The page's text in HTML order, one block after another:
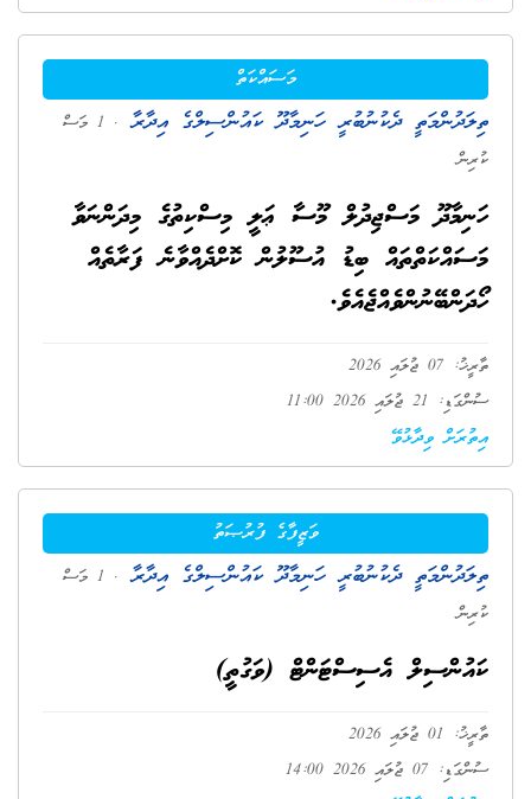
މަސައްކަތް
ތިލަދުންމަތީ ދެކުނުބުރީ ހަނިމާދޫ ކައުންސިލްގެ އިދާރާ
. 1 މަސް
ކުރިން
ހަނިމާދޫ މަސްޖިދުލް މޫސާ ޢަލީ މިސްކިތުގެ މިދަންނަވާ
މަސައްކަތްތައް ބިޑު އުސޫލުން ކޮށްދެއްވާނެ ފަރާތެއް
ހޯދަންބޭނުންވެއްޖެއެވެ.
ތާރީޚު: 07 ޖުލައި 2026
ސުންގަޑި: 21 ޖުލައި 2026 11:00
އިތުރަށް ވިދާޅުވޭ
ވަޒީފާގެ ފުރުޞަތު
ތިލަދުންމަތީ ދެކުނުބުރީ ހަނިމާދޫ ކައުންސިލްގެ އިދާރާ
. 1 މަސް
ކުރިން
ކައުންސިލް އެސިސްޓަންޓް (ވަގުތީ)
ތާރީޚު: 01 ޖުލައި 2026
ސުންގަޑި: 07 ޖުލައި 2026 14:00